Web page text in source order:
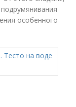
особенного